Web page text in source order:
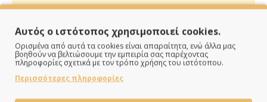
ημέρες
Αυτός ο ιστότοπος χρησιμοποιεί cookies.
Ορισμένα από αυτά τα cookies είναι απαραίτητα, ενώ άλλα μας
βοηθούν να βελτιώσουμε την εμπειρία σας παρέχοντας
πληροφορίες σχετικά με τον τρόπο χρήσης του ιστότοπου.
Περισσότερες πληροφορίες